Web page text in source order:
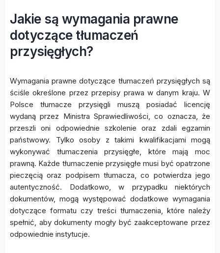
Jakie są wymagania prawne
dotyczące tłumaczeń
przysięgłych?
Wymagania prawne dotyczące tłumaczeń przysięgłych są
ściśle określone przez przepisy prawa w danym kraju. W
Polsce tłumacze przysięgli muszą posiadać licencję
wydaną przez Ministra Sprawiedliwości, co oznacza, że
przeszli oni odpowiednie szkolenie oraz zdali egzamin
państwowy. Tylko osoby z takimi kwalifikacjami mogą
wykonywać tłumaczenia przysięgłe, które mają moc
prawną. Każde tłumaczenie przysięgłe musi być opatrzone
pieczęcią oraz podpisem tłumacza, co potwierdza jego
autentyczność. Dodatkowo, w przypadku niektórych
dokumentów, mogą występować dodatkowe wymagania
dotyczące formatu czy treści tłumaczenia, które należy
spełnić, aby dokumenty mogły być zaakceptowane przez
odpowiednie instytucje.